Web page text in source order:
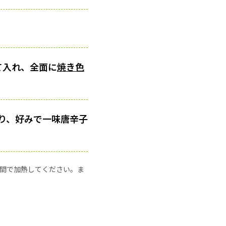
れ、全面に焼き色
、好みで一味唐辛子
で加熱してください。ま